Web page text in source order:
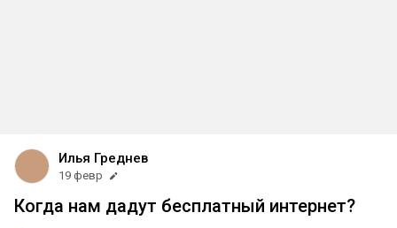
Илья Греднев
19 февр
Когда нам дадут бесплатный интернет?